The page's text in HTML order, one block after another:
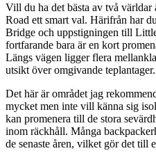
Vill du ha det bästa av två världar
Road ett smart val. Härifrån har
Bridge och uppstigningen till
fortfarande bara är en kort
Längs vägen ligger flera
utsikt över omgivande teplantager.
Det här är området jag
mycket men inte vill känna sig
kan promenera till de stora
inom räckhåll. Många
de senaste åren, vilket gör det till